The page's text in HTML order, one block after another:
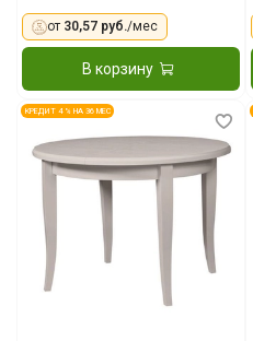
от 30,57 руб./мес
В корзину
КРЕДИТ 4 % НА 36 МЕС